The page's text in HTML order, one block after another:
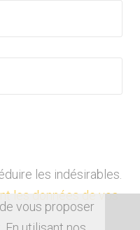
les indésirables.
les données de vos
vous proposer